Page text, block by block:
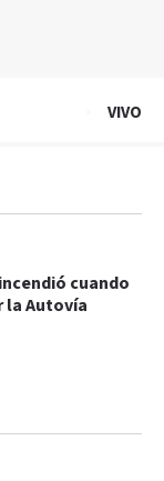
VIVO
cuando
la Autovía